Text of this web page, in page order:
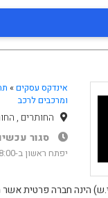
אינדקס עסקים »
ומרכבים לרכב
החותרים ,
סגור
יפתח ראשון ב-08:00
הינה חברה פרטית